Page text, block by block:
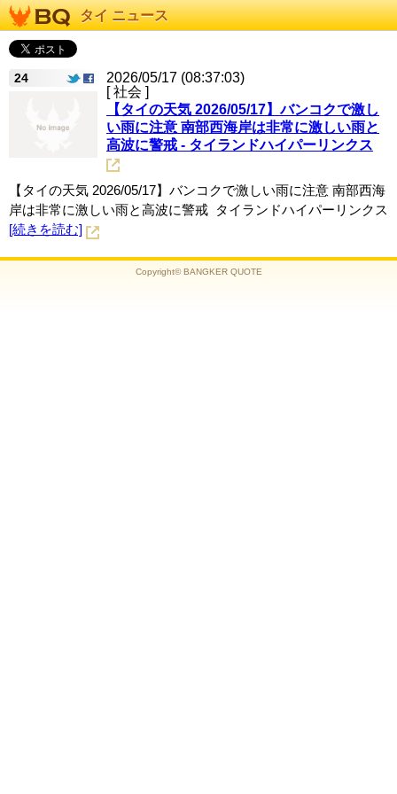
タイ ニュース
24
2026/05/17 (08:37:03)
[ 社会 ]
【タイの天気 2026/05/17】バンコクで激し
い雨に注意 南部西海岸は非常に激しい雨と
高波に警戒 - タイランドハイパーリンクス
【タイの天気 2026/05/17】バンコクで激しい雨に注意 南部西海
岸は非常に激しい雨と高波に警戒 タイランドハイパーリンクス
[続きを読む]
Copyright© BANGKER QUOTE